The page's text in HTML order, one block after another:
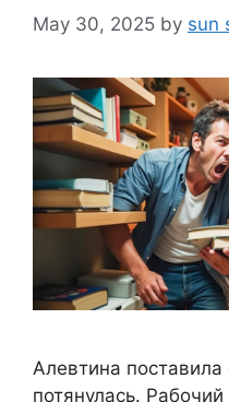
May 30, 2025 by sun
Алевтина поставила
потянулась.